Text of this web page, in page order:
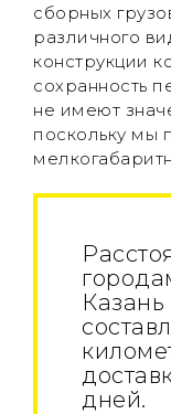
сборных
различного
конструкции
сохранность
не имеют
поскольку мы
дней.